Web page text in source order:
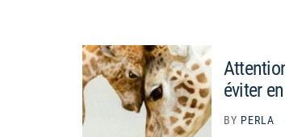
éviter
BY PERLA